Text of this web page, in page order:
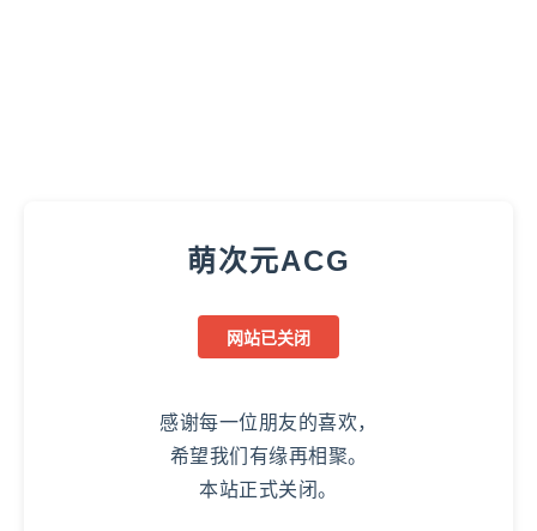
萌次元ACG
网站已关闭
感谢每一位朋友的喜欢，
希望我们有缘再相聚。
本站正式关闭。